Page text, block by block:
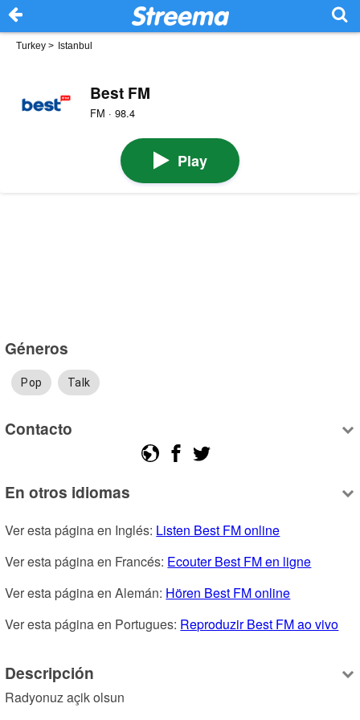
Turkey > Istanbul
Best FM
FM · 98.4
Play
Géneros
Pop Talk
Contacto
En otros idiomas
Ver esta página en Inglés: Listen Best FM online
Ver esta página en Francés: Ecouter Best FM en ligne
Ver esta página en Alemán: Hören Best FM online
Ver esta página en Portugues: Reproduzir Best FM ao vivo
Descripción
Radyonuz açik olsun